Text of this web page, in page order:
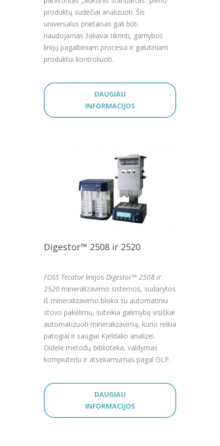
produktų sudėčiai analizuoti. Šis
universalus prietaisas gali būti
naudojamas žaliavai tikrinti, gamybos
linijų pagalbiniam procesui ir galutiniam
produktui kontroliuoti.
DAUGIAU
INFORMACIJOS
Digestor™ 2508 ir 2520
FOSS Tecator linijos Digestor™ 2508 ir
2520 mineralizavimo sistemos, sudarytos
iš mineralizavimo bloko su automatiniu
stovo pakėlimu, suteikia galimybę visiškai
automatizuoti mineralizavimą, kurio reikia
patogiai ir saugiai Kjeldalio analizei.
Didelė metodų biblioteka, valdymas
kompiuteriu ir atsekamumas pagal GLP.
DAUGIAU
INFORMACIJOS